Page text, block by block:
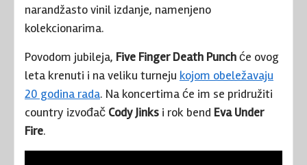
narandžasto vinil izdanje, namenjeno
kolekcionarima.
Povodom jubileja, Five Finger Death Punchće ovog
leta krenuti i na veliku turneju kojom obeležavaju
20 godina rada. Na koncertima će im se pridružiti
country izvođač Cody Jinks i rok bend Eva Under
Fire.